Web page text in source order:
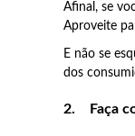
Afinal, se
Aproveite
E não se
dos
2. Faça